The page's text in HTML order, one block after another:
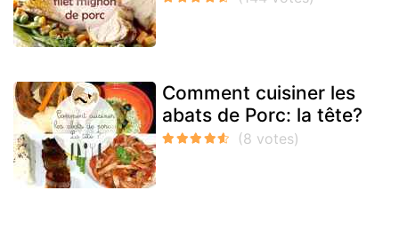
Comment cuisiner les
abats de Porc: la tête?